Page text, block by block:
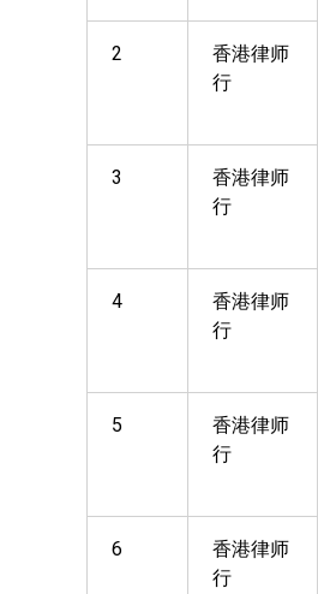
2
香港律师
行
3
香港律师
行
4
香港律师
行
5
香港律师
行
6
香港律师
行